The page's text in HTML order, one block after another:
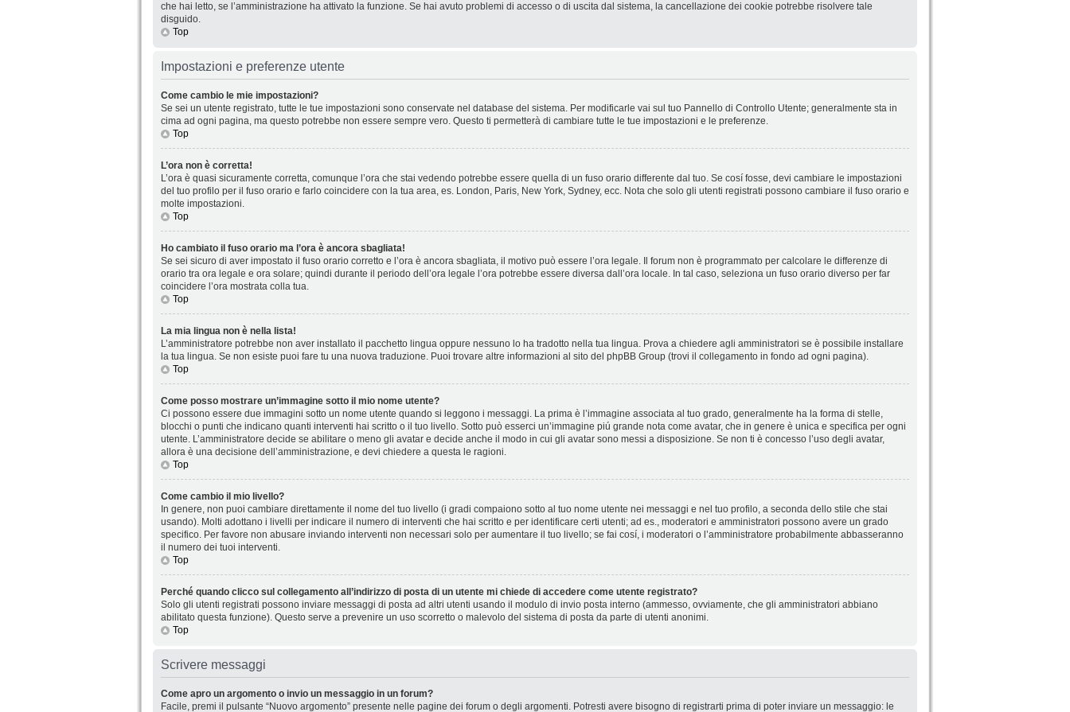
che hai letto, se l’amministrazione ha attivato la funzione. Se hai avuto problemi di accesso o di uscita dal sistema, la cancellazione dei cookie potrebbe risolvere tale
disguido.
Top
Impostazioni e preferenze utente
Come cambio le mie impostazioni?
Se sei un utente registrato, tutte le tue impostazioni sono conservate nel database del sistema. Per modificarle vai sul tuo Pannello di Controllo Utente; generalmente sta in
cima ad ogni pagina, ma questo potrebbe non essere sempre vero. Questo ti permetterà di cambiare tutte le tue impostazioni e le preferenze.
Top
L’ora non è corretta!
L’ora è quasi sicuramente corretta, comunque l’ora che stai vedendo potrebbe essere quella di un fuso orario differente dal tuo. Se cosí fosse, devi cambiare le impostazioni
del tuo profilo per il fuso orario e farlo coincidere con la tua area, es. London, Paris, New York, Sydney, ecc. Nota che solo gli utenti registrati possono cambiare il fuso orario e
molte impostazioni.
Top
Ho cambiato il fuso orario ma l’ora è ancora sbagliata!
Se sei sicuro di aver impostato il fuso orario corretto e l’ora è ancora sbagliata, il motivo può essere l’ora legale. Il forum non è programmato per calcolare le differenze di
orario tra ora legale e ora solare; quindi durante il periodo dell’ora legale l’ora potrebbe essere diversa dall’ora locale. In tal caso, seleziona un fuso orario diverso per far
coincidere l’ora mostrata colla tua.
Top
La mia lingua non è nella lista!
L’amministratore potrebbe non aver installato il pacchetto lingua oppure nessuno lo ha tradotto nella tua lingua. Prova a chiedere agli amministratori se è possibile installare
la tua lingua. Se non esiste puoi fare tu una nuova traduzione. Puoi trovare altre informazioni al sito del phpBB Group (trovi il collegamento in fondo ad ogni pagina).
Top
Come posso mostrare un’immagine sotto il mio nome utente?
Ci possono essere due immagini sotto un nome utente quando si leggono i messaggi. La prima è l’immagine associata al tuo grado, generalmente ha la forma di stelle,
blocchi o punti che indicano quanti interventi hai scritto o il tuo livello. Sotto può esserci un’immagine piú grande nota come avatar, che in genere è unica e specifica per ogni
utente. L’amministratore decide se abilitare o meno gli avatar e decide anche il modo in cui gli avatar sono messi a disposizione. Se non ti è concesso l’uso degli avatar,
allora è una decisione dell’amministrazione, e devi chiedere a questa le ragioni.
Top
Come cambio il mio livello?
In genere, non puoi cambiare direttamente il nome del tuo livello (i gradi compaiono sotto al tuo nome utente nei messaggi e nel tuo profilo, a seconda dello stile che stai
usando). Molti adottano i livelli per indicare il numero di interventi che hai scritto e per identificare certi utenti; ad es., moderatori e amministratori possono avere un grado
specifico. Per favore non abusare inviando interventi non necessari solo per aumentare il tuo livello; se fai cosí, i moderatori o l’amministratore probabilmente abbasseranno
il numero dei tuoi interventi.
Top
Perché quando clicco sul collegamento all’indirizzo di posta di un utente mi chiede di accedere come utente registrato?
Solo gli utenti registrati possono inviare messaggi di posta ad altri utenti usando il modulo di invio posta interno (ammesso, ovviamente, che gli amministratori abbiano
abilitato questa funzione). Questo serve a prevenire un uso scorretto o malevolo del sistema di posta da parte di utenti anonimi.
Top
Scrivere messaggi
Come apro un argomento o invio un messaggio in un forum?
Facile, premi il pulsante “Nuovo argomento” presente nelle pagine dei forum o degli argomenti. Potresti avere bisogno di registrarti prima di poter inviare un messaggio: le